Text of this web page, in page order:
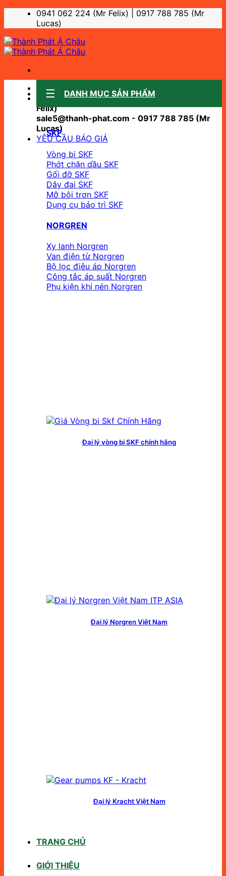
dung
0941 062 224 (Mr Felix) | 0917 788 785 (Mr
Lucas)
Sale support:
sale10@thanh-phat.com - 0941 062 224 (Mr
Felix)
sale5@thanh-phat.com - 0917 788 785 (Mr
Lucas)
YÊU CẦU BÁO GIÁ
DANH MỤC SẢN PHẨM
SKF
Vòng bi SKF
Phớt chặn dầu SKF
Gối đỡ SKF
Dây đai SKF
Mỡ bôi trơn SKF
Dụng cụ bảo trì SKF
NORGREN
Xy lanh Norgren
Van điện từ Norgren
Bộ lọc điêu áp Norgren
Công tắc áp suất Norgren
Phụ kiện khí nén Norgren
Đại lý vòng bi SKF chính hãng
Đại lý Norgren Việt Nam
Đại lý Kracht Việt Nam
TRANG CHỦ
GIỚI THIỆU